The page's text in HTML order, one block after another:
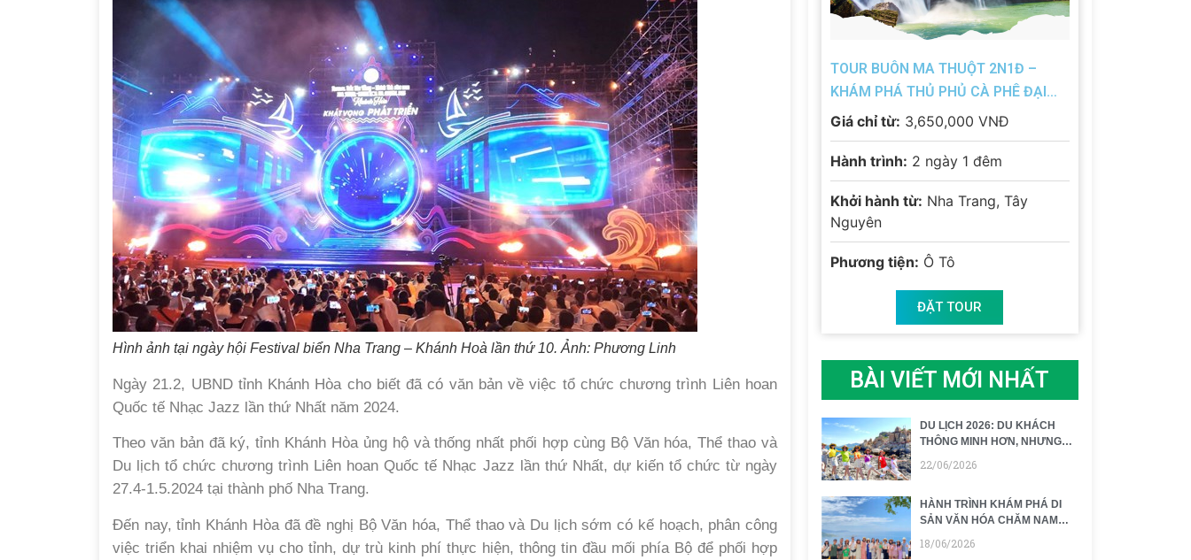
Hình ảnh tại ngày hội Festival biển Nha Trang – Khánh Hoà lần thứ 10. Ảnh: Phương Linh
Ngày 21.2, UBND tỉnh Khánh Hòa cho biết đã có văn bản về việc tổ chức chương trình Liên hoan
Quốc tế Nhạc Jazz lần thứ Nhất năm 2024.
Theo văn bản đã ký, tỉnh Khánh Hòa ủng hộ và thống nhất phối hợp cùng Bộ Văn hóa, Thể thao và
Du lịch tổ chức chương trình Liên hoan Quốc tế Nhạc Jazz lần thứ Nhất, dự kiến tổ chức từ ngày
27.4-1.5.2024 tại thành phố Nha Trang.
Đến nay, tỉnh Khánh Hòa đã đề nghị Bộ Văn hóa, Thể thao và Du lịch sớm có kế hoạch, phân công
việc triển khai nhiệm vụ cho tỉnh, dự trù kinh phí thực hiện, thông tin đầu mối phía Bộ để phối hợp
TOUR BUÔN MA THUỘT 2N1Đ –
KHÁM PHÁ THỦ PHỦ CÀ PHÊ ĐẠI
NGÀN TÂY NGUYÊN
Giá chỉ từ: 3,650,000 VNĐ
Hành trình: 2 ngày 1 đêm
Khởi hành từ: Nha Trang, Tây
Nguyên
Phương tiện: Ô Tô
ĐẶT TOUR
BÀI VIẾT MỚI NHẤT
DU LỊCH 2026: DU KHÁCH
THÔNG MINH HƠN, NHƯNG
CÒN LÀ CHECK-IN VÀ ĂN
22/06/2026
HÀNH TRÌNH KHÁM PHÁ DI
SẢN VĂN HÓA CHĂM NAM
MIỀN ĐẤT CỦA NHỮNG GIÁ
18/06/2026